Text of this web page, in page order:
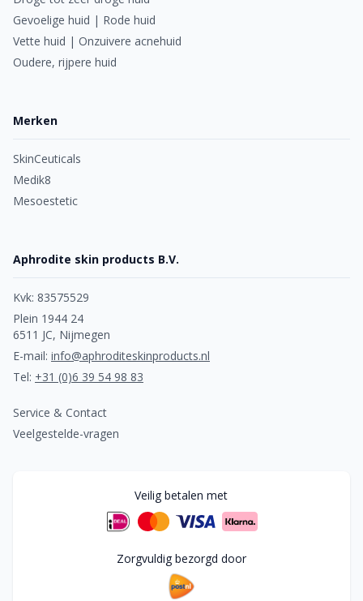
Gevoelige huid | Rode huid
Vette huid | Onzuivere acnehuid
Oudere, rijpere huid
Merken
SkinCeuticals
Medik8
Mesoestetic
Aphrodite skin products B.V.
Kvk: 83575529
Plein 1944 24
6511 JC, Nijmegen
E-mail: info@aphroditeskinproducts.nl
Tel: +31 (0)6 39 54 98 83
Service & Contact
Veelgestelde-vragen
Veilig betalen met
Zorgvuldig bezorgd door